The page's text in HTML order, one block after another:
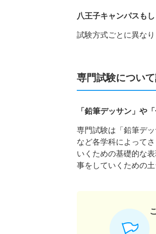
八王子キャンパスも
試験方式ごとに異な
専門試験につい
「鉛筆デッサン」や
専門試験は「鉛筆デ
など各学科によって
いくための基礎的な
事をしていくための